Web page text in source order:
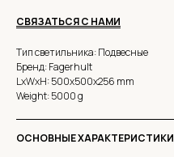
СВЯЗАТЬСЯ С НАМИ
Тип светильника: Подвесные
Бренд: Fagerhult
LxWxH: 500x500x256 mm
Weight: 5000 g
ОСНОВНЫЕ ХАРАКТЕРИСТИКИ